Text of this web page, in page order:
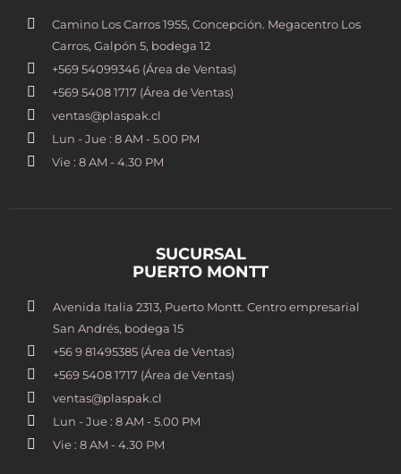
Camino Los Carros 1955, Concepción. Megacentro Los
Carros, Galpón 5, bodega 12
+569 54099346 (Área de Ventas)
+569 5408 1717 (Área de Ventas)
ventas@plaspak.cl
Lun - Jue : 8 AM - 5.00 PM
Vie : 8 AM - 4.30 PM
SUCURSAL
PUERTO MONTT
Avenida Italia 2313, Puerto Montt. Centro empresarial
San Andrés, bodega 15
+56 9 81495385 (Área de Ventas)
+569 5408 1717 (Área de Ventas)
ventas@plaspak.cl
Lun - Jue : 8 AM - 5.00 PM
Vie : 8 AM - 4.30 PM